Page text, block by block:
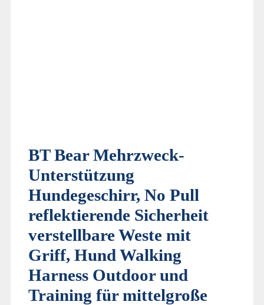
BT Bear Mehrzweck-
Unterstützung
Hundegeschirr, No Pull
reflektierende Sicherheit
verstellbare Weste mit
Griff, Hund Walking
Harness Outdoor und
Training für mittelgroße